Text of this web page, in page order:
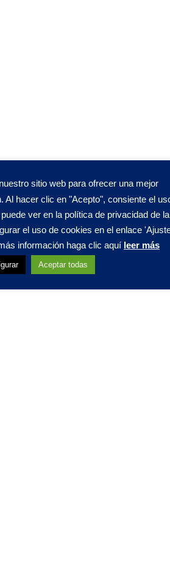
sitio web para ofrecer una mejor
Al hacer clic en "Acepto", consiente el
ver en la política de privacidad de la
el uso de cookies en el enlace
información haga clic aquí leer más
Aceptar todas